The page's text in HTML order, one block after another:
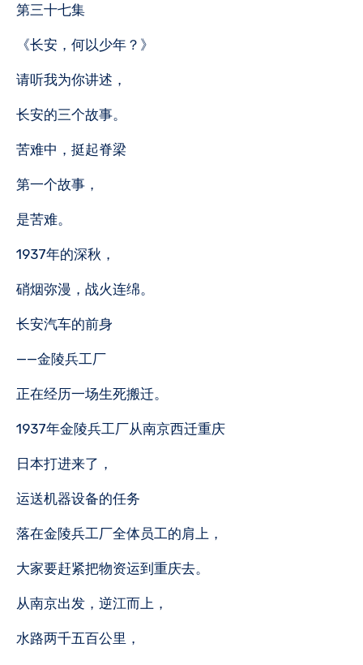
第三十七集
《长安，何以少年？》
请听我为你讲述，
长安的三个故事。
苦难中，挺起脊梁
第一个故事，
是苦难。
1937年的深秋，
硝烟弥漫，战火连绵。
长安汽车的前身
——金陵兵工厂
正在经历一场生死搬迁。
1937年金陵兵工厂从南京西迁重庆
日本打进来了，
运送机器设备的任务
落在金陵兵工厂全体员工的肩上，
大家要赶紧把物资运到重庆去。
从南京出发，逆江而上，
水路两千五百公里，